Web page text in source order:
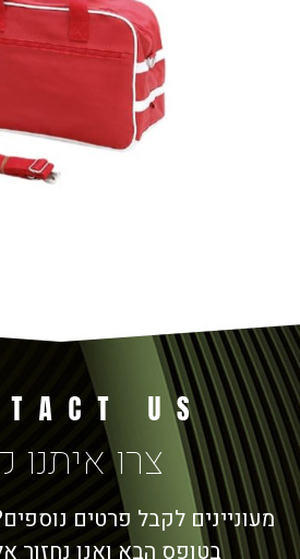
צרו
מעוניינים לקבל פרטים
בטופס הבא ואנו נחזור